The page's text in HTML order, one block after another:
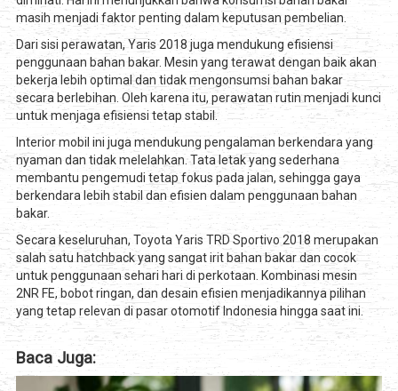
masih menjadi faktor penting dalam keputusan pembelian.
Dari sisi perawatan, Yaris 2018 juga mendukung efisiensi
penggunaan bahan bakar. Mesin yang terawat dengan baik akan
bekerja lebih optimal dan tidak mengonsumsi bahan bakar
secara berlebihan. Oleh karena itu, perawatan rutin menjadi kunci
untuk menjaga efisiensi tetap stabil.
Interior mobil ini juga mendukung pengalaman berkendara yang
nyaman dan tidak melelahkan. Tata letak yang sederhana
membantu pengemudi tetap fokus pada jalan, sehingga gaya
berkendara lebih stabil dan efisien dalam penggunaan bahan
bakar.
Secara keseluruhan, Toyota Yaris TRD Sportivo 2018 merupakan
salah satu hatchback yang sangat irit bahan bakar dan cocok
untuk penggunaan sehari hari di perkotaan. Kombinasi mesin
2NR FE, bobot ringan, dan desain efisien menjadikannya pilihan
yang tetap relevan di pasar otomotif Indonesia hingga saat ini.
Baca Juga: